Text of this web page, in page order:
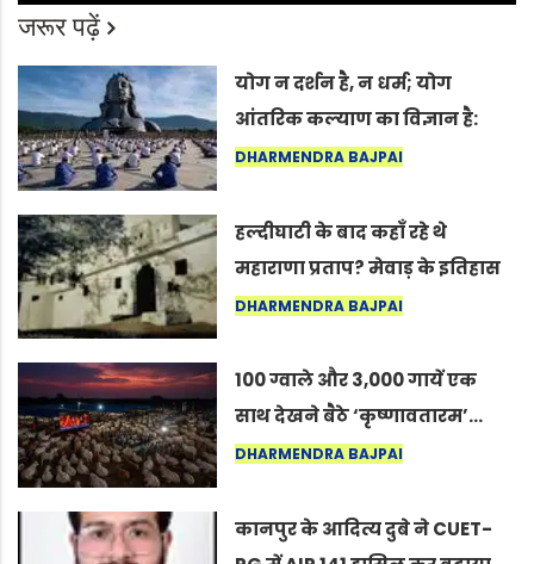
जरूर पढ़ें
योग न दर्शन है, न धर्म; योग
आंतरिक कल्याण का विज्ञान है:
अंतरराष्ट्रीय योग दिवस 2026 पर
DHARMENDRA BAJPAI
हल्दीघाटी के बाद कहाँ रहे थे
महाराणा प्रताप? मेवाड़ के इतिहास
का वह अनकहा अध्याय जो आज भी
DHARMENDRA BAJPAI
100 ग्वाले और 3,000 गायें एक
साथ देखने बैठे ‘कृष्णावतारम’…
नागपुर में दिखा ऐसा नज़ारा कि
कर सकते हैं”
DHARMENDRA BAJPAI
कानपुर के आदित्य दुबे ने CUET-